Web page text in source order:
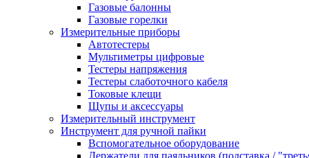
Газовые балонны
Газовые горелки
Измерительные приборы
Автотестеры
Мультиметры цифровые
Тестеры напряжения
Тестеры слаботочного кабеля
Токовые клещи
Щупы и аксессуары
Измерительный инструмент
Инструмент для ручной пайки
Вспомогательное оборудование
Держатели для паяльников (подставка /